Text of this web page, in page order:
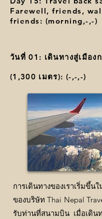
Farewell, friends,
friends: (morning,-,-
วันที่ 01: เดินทางสู่เมือง
(1,300 เมตร): (-,-,-)
การเดินทางของเราเริ่มขึ้
ของบริษัทThai Nepal
รับท่านที่สนามบิน เมื่อเดิน